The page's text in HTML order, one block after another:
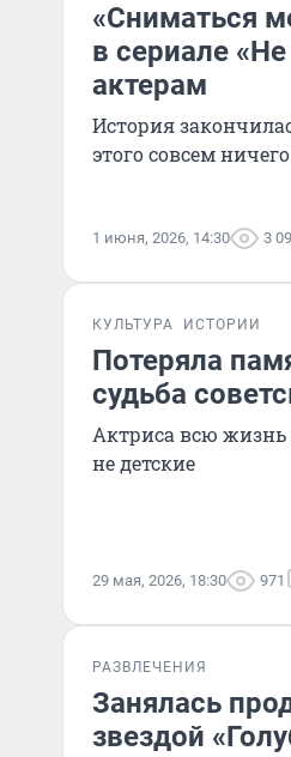
«Сниматься
в сериале
актерам
История
этого совсем
1 июня, 2026, 14:30 3
КУЛЬТУРА ИСТОРИИ
Потеряла
судьба
Актриса всю жизнь
не детские
29 мая, 2026, 18:30 971
РАЗВЛЕЧЕНИЯ
Занялась
звездой